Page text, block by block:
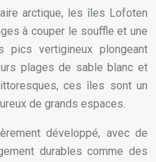
arctique, les îles Lofoten
à couper le souffle et une
pics vertigineux plongeant
plages de sable blanc et
ces îles sont un
de grands espaces.
développé, avec de
durables comme des